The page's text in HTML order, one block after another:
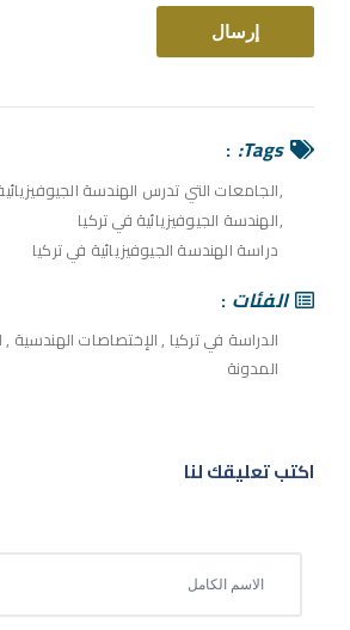
Tags:
الجامعات التي تدرس الهندسة
الهندسة الجيوفيزيائية في تركيا
دراسة الهندسة الجيوفيزيائية في تركيا
الفئات
الدراسة في تركيا ,الإختصاصات الهندسية ,
المدونة
اكتب تعليقك لنا